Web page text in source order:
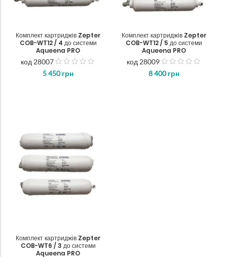
Комплект картриджів Zepter
COB-WT12 / 4 до системи
Aqueena PRO
код 28007
5 450грн
Комплект картриджів Zepter
COB-WT12 / 5 до системи
Aqueena PRO
код 28009
8 400грн
Комплект картриджів Zepter
COB-WT6 / 3 до системи
Aqueena PRO